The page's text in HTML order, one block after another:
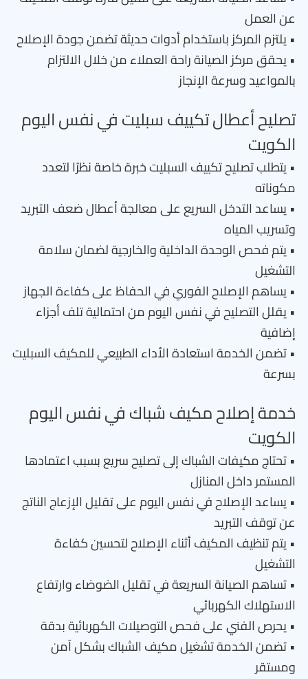
عن العمل
• يلتزم المركز باستخدام أدوات حديثة تضمن جودة الإصلاح
• يحقق مركز الصيانة راحة العملاء من خلال الالتزام
بالمواعيد وسرعة الإنجاز
تصليح أعطال تكييف سبليت في نفس اليوم
الكويت
• يتطلب تصليح تكييف السبليت خبرة خاصة نظرًا لتعدد
مكوناته
• يساعد التدخل السريع على معالجة أعطال ضعف التبريد
وتسريب المياه
• يتم فحص الوحدة الداخلية والخارجية لضمان سلامة
التشغيل
• يساهم الإصلاح الفوري في الحفاظ على كفاءة الجهاز
• يقلل التصليح في نفس اليوم من احتمالية تلف أجزاء
إضافية
• تضمن الخدمة استعادة الأداء الطبيعي للمكيف السبليت
بسرعة
خدمة إصلاح مكيف شباك في نفس اليوم
الكويت
• تحتاج مكيفات الشباك إلى تصليح سريع بسبب اعتمادها
المستمر داخل المنازل
• يساعد الإصلاح في نفس اليوم على تقليل الإزعاج الناتج
عن توقف التبريد
• يتم تنظيف المكيف أثناء الإصلاح لتحسين كفاءة
التشغيل
• تساهم الصيانة السريعة في تقليل الضوضاء وارتفاع
الاستهلاك الكهربائي
• يحرص الفني على فحص التوصيلات الكهربائية بدقة
• تضمن الخدمة تشغيل مكيف الشباك بشكل آمن
ومستقر